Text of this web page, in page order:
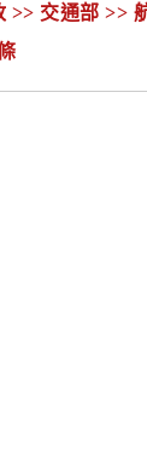
>> 交通部 >>